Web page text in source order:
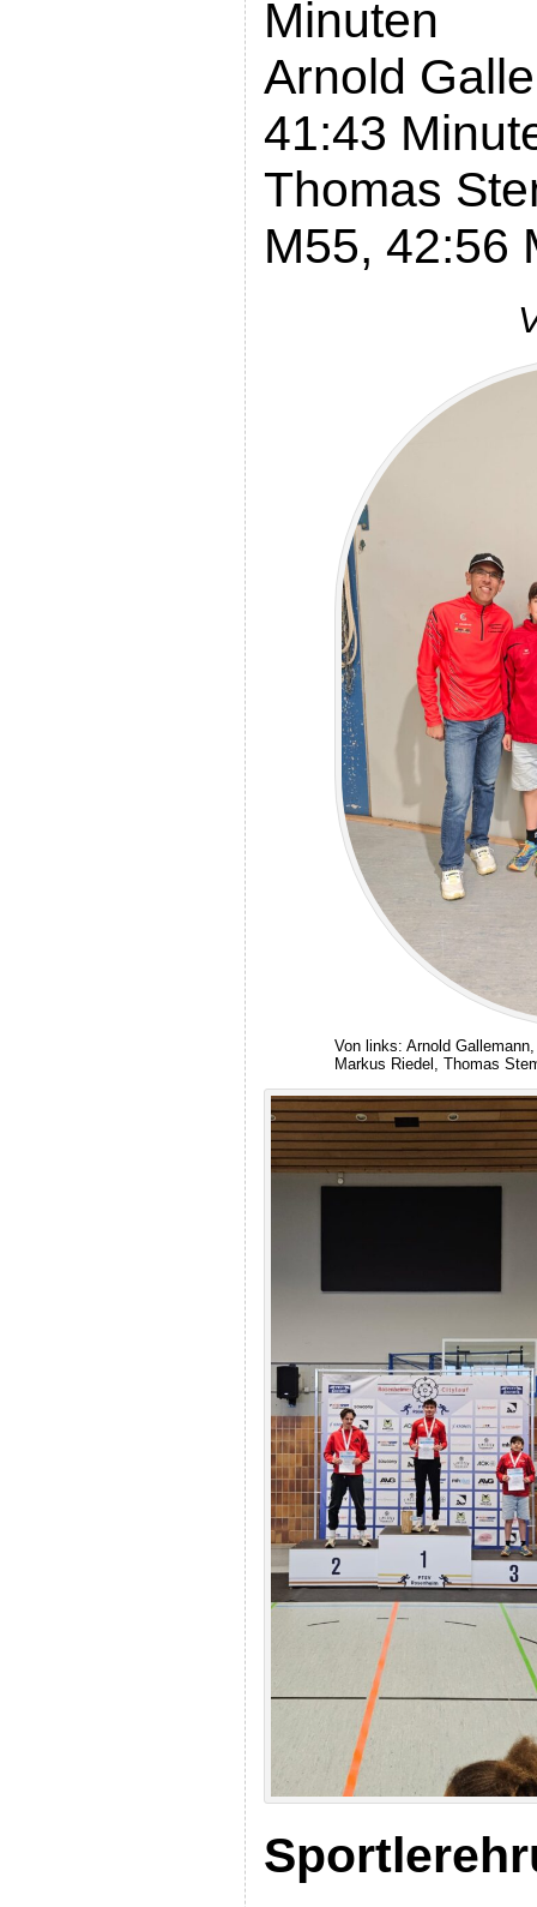
Minuten
Arnold
41:43
Thomas
M55, 42:56
Von links: Arnold
Markus Riedel, Thomas